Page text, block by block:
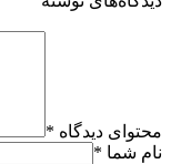
محتوای دیدگاه *
نام شما *